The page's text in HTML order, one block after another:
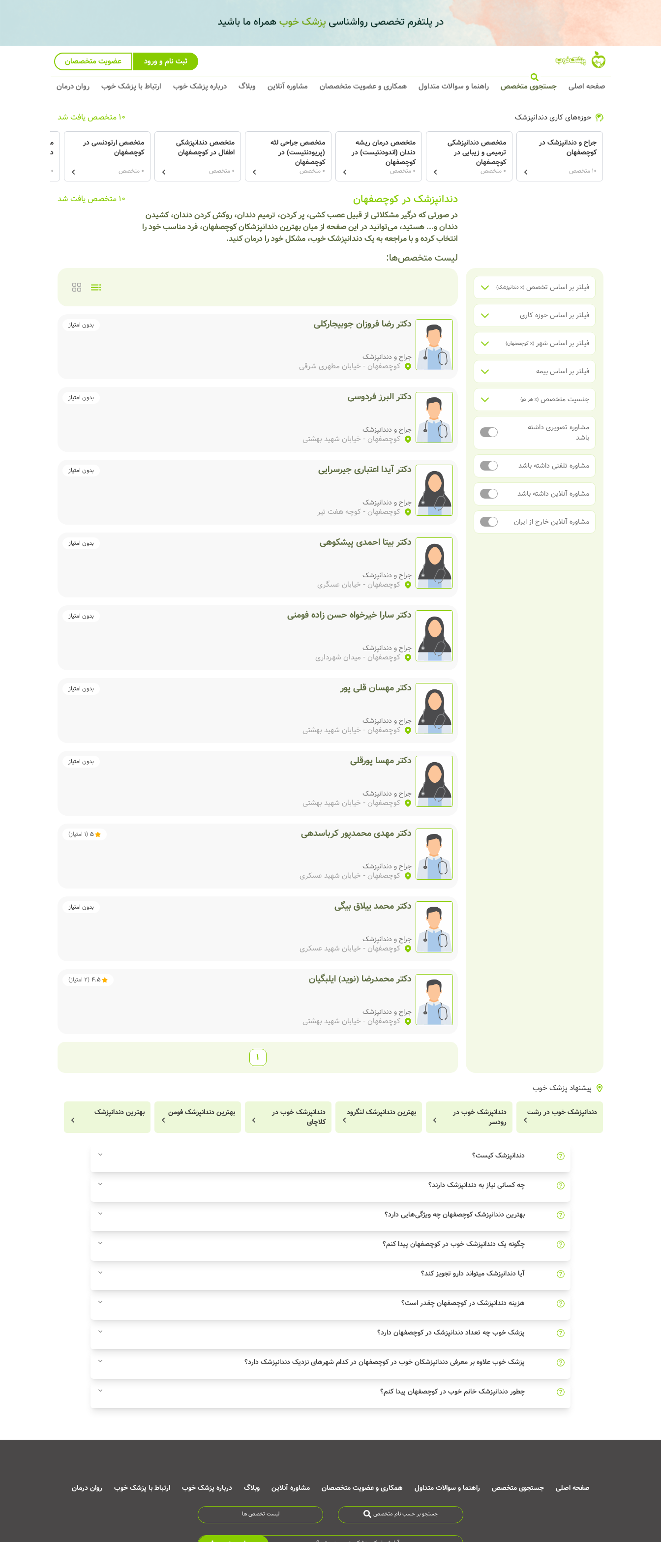
ثبت نام و ورود عضویت متخصصان
صفحه اصلی جستجوی متخصص راهنما و سوالات متداول همکاری و عضویت متخصصان مشاوره آنلاین وبلاگ درباره پزشک خوب ارتباط با پزشک خوب روان درمان
حوزه‌های کاری دندانپزشک 10 متخصص یافت شد
جراح و دندانپزشک در
کوچصفهان
10 متخصص
متخصص دندانپزشکی
ترمیمی و زیبایی در
کوچصفهان
0 متخصص
متخصص درمان ریشه
دندان (اندودنتیست) در
کوچصفهان
0 متخصص
متخصص جراحی لثه
(پریودنتیست) در
کوچصفهان
0 متخصص
متخصص دندانپزشکی
اطفال در کوچصفهان
0 متخصص
متخصص ارتودنسی در
کوچصفهان
0 متخصص
متخصص پروتزهای
در کوچصفهان
0 متخصص
دندانپزشک در کوچصفهان
در صورتی که درگیر مشکلاتی از قبیل عصب کشی، پر کردن، ترمیم دندان، روکش کردن دندان، کشیدن
دندان و... هستید، می‌توانید در این صفحه از میان بهترین دندانپزشکان کوچصفهان، فرد مناسب خود را
انتخاب کرده و با مراجعه به یک دندانپزشک خوب، مشکل خود را درمان کنید.
لیست متخصص‌ها:
10 متخصص یافت شد
فیلتر بر اساس تخصص (x دندانپزشک)
فیلتر بر اساس حوزه کاری
فیلتر بر اساس شهر (x کوچصفهان)
فیلتر بر اساس بیمه
جنسیت متخصص (x هر دو)
مشاوره تصویری داشته
باشد
مشاوره تلفنی داشته باشد
مشاوره آنلاین داشته باشد
مشاوره آنلاین خارج از ایران
دکتر رضا فروزان جوبیجارکلی بدون امتیاز
جراح و دندانپزشک
کوچصفهان - خیابان مطهری شرقی
دکتر البرز فردوسی بدون امتیاز
جراح و دندانپزشک
کوچصفهان - خیابان شهید بهشتی
دکتر آیدا اعتباری جیرسرایی بدون امتیاز
جراح و دندانپزشک
کوچصفهان - کوچه هفت تیر
دکتر بیتا احمدی پیشکوهی بدون امتیاز
جراح و دندانپزشک
کوچصفهان - خیابان عسگری
دکتر سارا خیرخواه حسن زاده فومنی بدون امتیاز
جراح و دندانپزشک
کوچصفهان - میدان شهرداری
دکتر مهسان قلی پور بدون امتیاز
جراح و دندانپزشک
کوچصفهان - خیابان شهید بهشتی
دکتر مهسا پورقلی بدون امتیاز
جراح و دندانپزشک
کوچصفهان - خیابان شهید بهشتی
دکتر مهدی محمدپور کرباسدهی 5
(
1 امتیاز)
جراح و دندانپزشک
کوچصفهان - خیابان شهید عسکری
دکتر محمد ییلاق بیگی بدون امتیاز
جراح و دندانپزشک
کوچصفهان - خیابان شهید عسکری
دکتر محمدرضا (نوید) ایلبگیان 4.5
(
2 امتیاز)
جراح و دندانپزشک
کوچصفهان - خیابان شهید بهشتی
1
پیشنهاد پزشک خوب
دندانپزشک خوب در رشت
دندانپزشک خوب در
رودسر
بهترین دندانپزشک لنگرود
دندانپزشک خوب در
کلاچای
بهترین دندانپزشک فومن بهترین دندانپزشک
دندانپزشک کیست؟
چه کسانی نیاز به دندانپزشک دارند؟
بهترین دندانپزشک کوچصفهان چه ویژگی‌هایی دارد؟
چگونه یک دندانپزشک خوب در کوچصفهان پیدا کنم؟
آیا دندانپزشک میتواند دارو تجویز کند؟
هزینه دندانپزشک در کوچصفهان چقدر است؟
پزشک خوب چه تعداد دندانپزشک در کوچصفهان دارد؟
پزشک خوب علاوه بر معرفی دندانپزشکان خوب در کوچصفهان در کدام شهرهای نزدیک دندانپزشک دارد؟
چطور دندانپزشک خانم خوب در کوچصفهان پیدا کنم؟
صفحه اصلی جستجوی متخصص راهنما و سوالات متداول همکاری و عضویت متخصصان مشاوره آنلاین وبلاگ درباره پزشک خوب ارتباط با پزشک خوب روان درمان
جستجو بر حسب نام متخصص لیست تخصص ها